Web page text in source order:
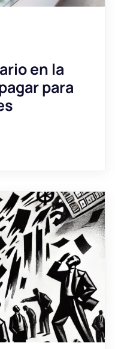
en la
para